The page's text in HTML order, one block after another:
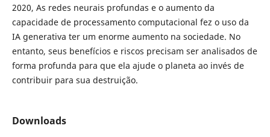
2020, As redes neurais profundas e o aumento da
capacidade de processamento computacional fez o uso da
IA generativa ter um enorme aumento na sociedade. No
entanto, seus benefícios e riscos precisam ser analisados de
forma profunda para que ela ajude o planeta ao invés de
contribuir para sua destruição.
Downloads